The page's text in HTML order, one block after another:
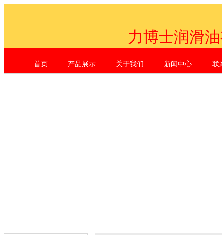
力博士润滑
Shenzhen Li Dr. Industrial Co.,
首页 产品展示 关于我们 新闻中心 联